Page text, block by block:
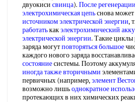
двуокиси свинца). После регенерации
электрохимическая цепьснова может
источником электрической энергии,
работатькакэлектрохимический
электрической энергии. Такие циклы
заряда могутповторяться большое
каждого нового заряда
состояниесистемы. Поэтому
иногдатакже вторичными
первичных (например,элемент
возможно лишьоднократное
протекающих в них химических